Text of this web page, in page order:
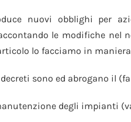
nuovi obblighi per
le modifiche nel
lo facciamo in
sono ed abrogano il
degli impianti